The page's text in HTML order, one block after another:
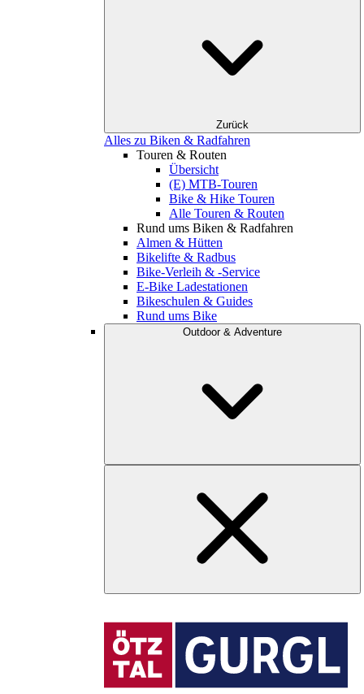
Zurück
Alles zu Biken & Radfahren
Touren & Routen
Übersicht
(E) MTB-Touren
Bike & Hike Touren
Alle Touren & Routen
Rund ums Biken & Radfahren
Almen & Hütten
Bikelifte & Radbus
Bike-Verleih & -Service
E-Bike Ladestationen
Bikeschulen & Guides
Rund ums Bike
Outdoor & Adventure